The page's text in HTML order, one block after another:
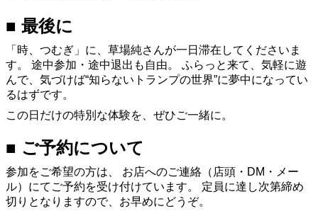
■ 最後に
「時、つむぎ」に、草場純さんが一日滞在してくださいま
す。 途中参加・途中退出も自由。 ふらっと来て、気軽に遊
んで、気づけば“知らないトランプの世界”に夢中になってい
るはずです。
この日だけの特別な体験を、ぜひご一緒に。
■ ご予約について
参加をご希望の方は、 お店へのご連絡（店頭・DM・メー
ル）にてご予約を受け付けています。 定員に達し次第締め
切りとなりますので、お早めにどうぞ。